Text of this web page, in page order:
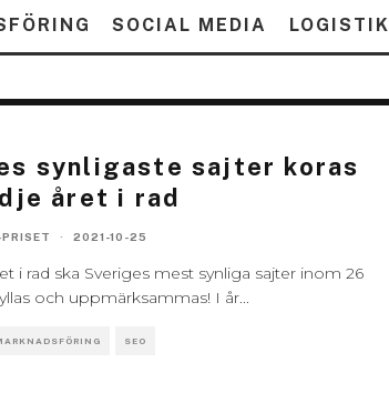
SOCIAL MEDIA LOGISTIK
synligaste sajter koras
året i rad
· 2021-10-25
i rad ska Sveriges mest synliga sajter inom 26
och uppmärksammas! I år...
SEO